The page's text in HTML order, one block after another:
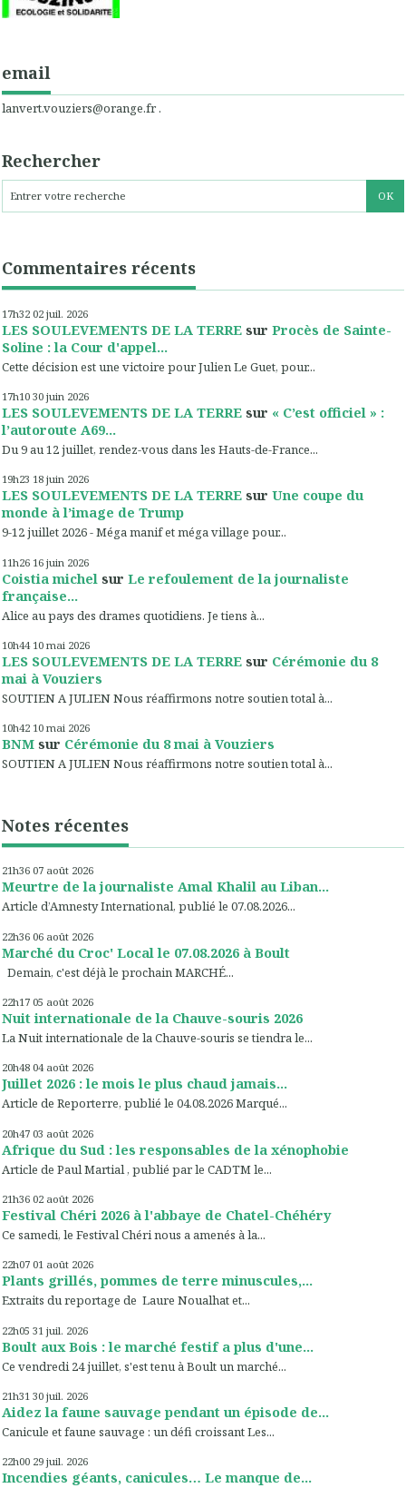
email
lanvert.vouziers@orange.fr .
Rechercher
Commentaires récents
17h32 02 juil. 2026
LES SOULEVEMENTS DE LA TERRE sur Procès de Sainte-
Soline : la Cour d'appel...
Cette décision est une victoire pour Julien Le Guet, pour...
17h10 30 juin 2026
LES SOULEVEMENTS DE LA TERRE sur « C’est officiel » :
l’autoroute A69...
Du 9 au 12 juillet, rendez-vous dans les Hauts-de-France...
19h23 18 juin 2026
LES SOULEVEMENTS DE LA TERRE sur Une coupe du
monde à l’image de Trump
9-12 juillet 2026 - Méga manif et méga village pour...
11h26 16 juin 2026
Coistia michel sur Le refoulement de la journaliste
française...
Alice au pays des drames quotidiens. Je tiens à...
10h44 10 mai 2026
LES SOULEVEMENTS DE LA TERRE sur Cérémonie du 8
mai à Vouziers
SOUTIEN A JULIEN Nous réaffirmons notre soutien total à...
10h42 10 mai 2026
BNM sur Cérémonie du 8 mai à Vouziers
SOUTIEN A JULIEN Nous réaffirmons notre soutien total à...
Notes récentes
21h36 07 août 2026
Meurtre de la journaliste Amal Khalil au Liban...
Article d’Amnesty International, publié le 07.08.2026...
22h36 06 août 2026
Marché du Croc' Local le 07.08.2026 à Boult
Demain, c'est déjà le prochain MARCHÉ...
22h17 05 août 2026
Nuit internationale de la Chauve-souris 2026
La Nuit internationale de la Chauve-souris se tiendra le...
20h48 04 août 2026
Juillet 2026 : le mois le plus chaud jamais...
Article de Reporterre, publié le 04.08.2026 Marqué...
20h47 03 août 2026
Afrique du Sud : les responsables de la xénophobie
Article de Paul Martial , publié par le CADTM le...
21h36 02 août 2026
Festival Chéri 2026 à l'abbaye de Chatel-Chéhéry
Ce samedi, le Festival Chéri nous a amenés à la...
22h07 01 août 2026
Plants grillés, pommes de terre minuscules,...
Extraits du reportage de Laure Noualhat et...
22h05 31 juil. 2026
Boult aux Bois : le marché festif a plus d'une...
Ce vendredi 24 juillet, s'est tenu à Boult un marché...
21h31 30 juil. 2026
Aidez la faune sauvage pendant un épisode de...
Canicule et faune sauvage : un défi croissant Les...
22h00 29 juil. 2026
Incendies géants, canicules… Le manque de...